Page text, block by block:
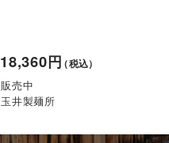
18,360円（税込）
販売中
玉井製麺所